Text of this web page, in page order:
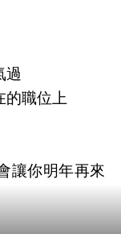
過
的職位上
讓你明年再來